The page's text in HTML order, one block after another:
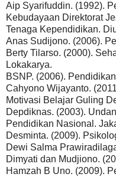
Aip Syarifuddin. (1992).
Kebudayaan Direktorat
Tenaga Kependidikan.
Anas Sudijono. (2006).
Berty Tilarso. (2000).
Lokakarya.
BSNP. (2006).
Cahyono Wijayanto.
Motivasi Belajar Guling
Depdiknas. (2003).
Pendidikan Nasional.
Desminta. (2009).
Dewi Salma
Dimyati dan Mudjiono.
Hamzah B Uno. (2009).